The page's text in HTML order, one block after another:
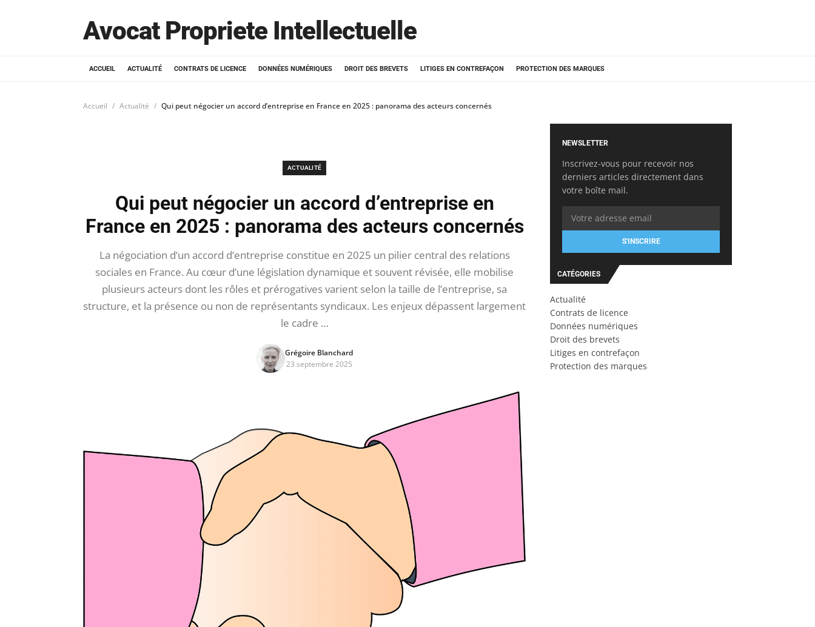
Avocat Propriete Intellectuelle
ACCUEIL ACTUALITÉ CONTRATS DE LICENCE DONNÉES NUMÉRIQUES DROIT DES BREVETS LITIGES EN CONTREFAÇON PROTECTION DES MARQUES
Accueil Actualité Qui peut négocier un accord d’entreprise en France en 2025 : panorama des acteurs concernés
ACTUALITÉ
Qui peut négocier un accord d’entreprise en
France en 2025 : panorama des acteurs concernés
La négociation d’un accord d’entreprise constitue en 2025 un pilier central des relations
sociales en France. Au cœur d’une législation dynamique et souvent révisée, elle mobilise
plusieurs acteurs dont les rôles et prérogatives varient selon la taille de l’entreprise, sa
structure, et la présence ou non de représentants syndicaux. Les enjeux dépassent largement
le cadre …
Grégoire Blanchard
23 septembre 2025
NEWSLETTER
Inscrivez-vous pour recevoir nos
derniers articles directement dans
votre boîte mail.
S'INSCRIRE
CATÉGORIES
Actualité
Contrats de licence
Données numériques
Droit des brevets
Litiges en contrefaçon
Protection des marques